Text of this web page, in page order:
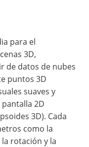
para el
3D,
de datos de nubes
puntos 3D
suaves y
2D
3D). Cada
como la
la rotación y la